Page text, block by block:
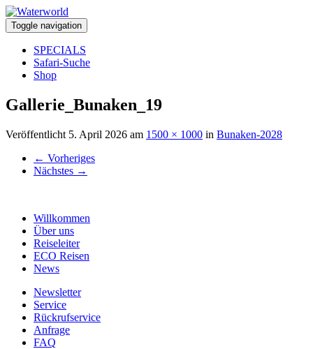
Toggle navigation
SPECIALS
Safari-Suche
Shop
Gallerie_Bunaken_19
Veröffentlicht 5. April 2026 am 1500 × 1000 in Bunaken-2028
← Vorheriges
Nächstes →
Willkommen
Über uns
Reiseleiter
ECO Reisen
News
Newsletter
Service
Rückrufservice
Anfrage
FAQ